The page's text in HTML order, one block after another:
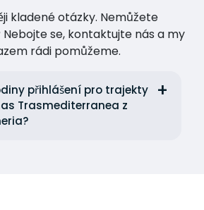
kladené otázky. Nemůžete
se, kontaktujte nás a my
rádi pomůžeme.
přihlášení pro trajekty
Trasmediterranea z